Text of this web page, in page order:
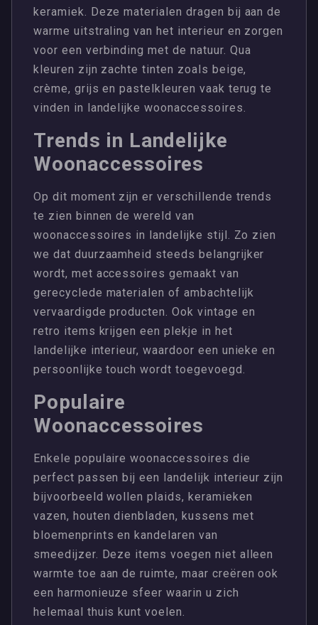
keramiek. Deze materialen dragen bij aan de
warme uitstraling van het interieur en zorgen
voor een verbinding met de natuur. Qua
kleuren zijn zachte tinten zoals beige,
crème, grijs en pastelkleuren vaak terug te
vinden in landelijke woonaccessoires.
Trends in Landelijke
Woonaccessoires
Op dit moment zijn er verschillende trends
te zien binnen de wereld van
woonaccessoires in landelijke stijl. Zo zien
we dat duurzaamheid steeds belangrijker
wordt, met accessoires gemaakt van
gerecyclede materialen of ambachtelijk
vervaardigde producten. Ook vintage en
retro items krijgen een plekje in het
landelijke interieur, waardoor een unieke en
persoonlijke touch wordt toegevoegd.
Populaire
Woonaccessoires
Enkele populaire woonaccessoires die
perfect passen bij een landelijk interieur zijn
bijvoorbeeld wollen plaids, keramieken
vazen, houten dienbladen, kussens met
bloemenprints en kandelaren van
smeedijzer. Deze items voegen niet alleen
warmte toe aan de ruimte, maar creëren ook
een harmonieuze sfeer waarin u zich
helemaal thuis kunt voelen.